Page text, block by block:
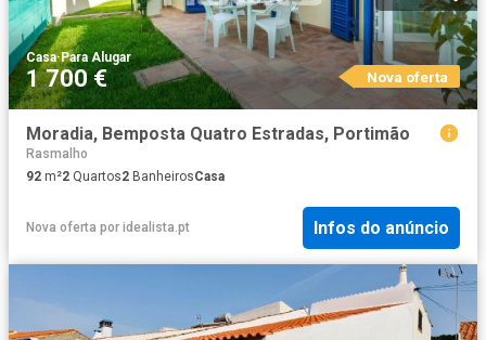
Casa·Para Alugar
1 700 € Nova oferta
Moradia, Bemposta Quatro Estradas, Portimão
Rasmalho
92 m²2 Quartos2 BanheirosCasa
Nova oferta por idealista.pt Infos do anúncio